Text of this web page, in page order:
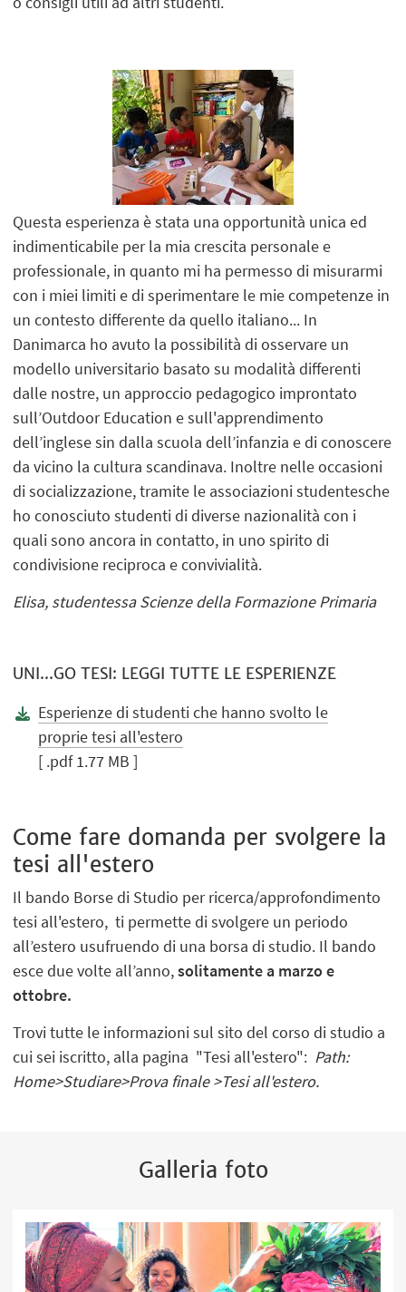
Questa esperienza è stata una opportunità unica ed
indimenticabile per la mia crescita personale e
professionale, in quanto mi ha permesso di misurarmi
con i miei limiti e di sperimentare le mie competenze in
un contesto differente da quello italiano... In
Danimarca ho avuto la possibilità di osservare un
modello universitario basato su modalità differenti
dalle nostre, un approccio pedagogico improntato
sull’Outdoor Education e sull'apprendimento
dell’inglese sin dalla scuola dell’infanzia e di conoscere
da vicino la cultura scandinava. Inoltre nelle occasioni
di socializzazione, tramite le associazioni studentesche
ho conosciuto studenti di diverse nazionalità con i
quali sono ancora in contatto, in uno spirito di
condivisione reciproca e convivialità.
Elisa, studentessa Scienze della Formazione Primaria
UNI...GO TESI: LEGGI TUTTE LE ESPERIENZE
Esperienze di studenti che hanno svolto le
proprie tesi all'estero
[ .pdf 1.77 MB ]
Come fare domanda per svolgere la
tesi all'estero
Il bando Borse di Studio per ricerca/approfondimento
tesi all'estero, ti permette di svolgere un periodo
all’estero usufruendo di una borsa di studio. Il bando
esce due volte all’anno,solitamente a marzo e
ottobre.
Trovi tutte le informazioni sul sito del corso di studio a
cui sei iscritto, alla pagina "Tesi all'estero": Path:
Home>Studiare>Prova finale >Tesi all'estero.
Galleria foto